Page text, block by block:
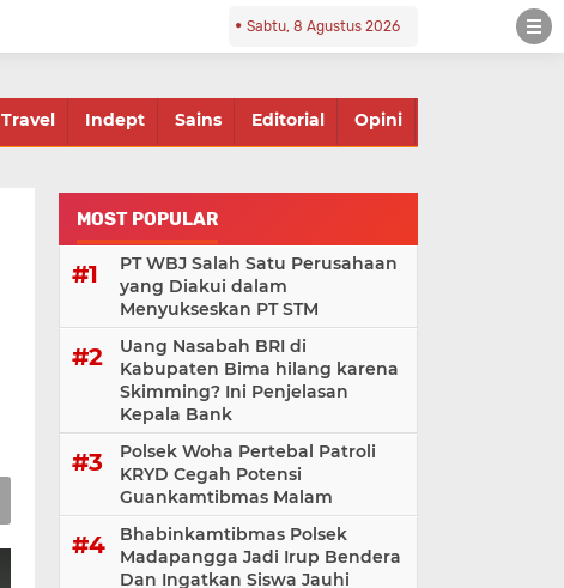
Sabtu, 8 Agustus 2026
Travel Indept Sains Editorial Opini
MOST POPULAR
PT WBJ Salah Satu Perusahaan
yang Diakui dalam
Menyukseskan PT STM
Uang Nasabah BRI di
Kabupaten Bima hilang karena
Skimming? Ini Penjelasan
Kepala Bank
Polsek Woha Pertebal Patroli
KRYD Cegah Potensi
Guankamtibmas Malam
Bhabinkamtibmas Polsek
Madapangga Jadi Irup Bendera
Dan Ingatkan Siswa Jauhi